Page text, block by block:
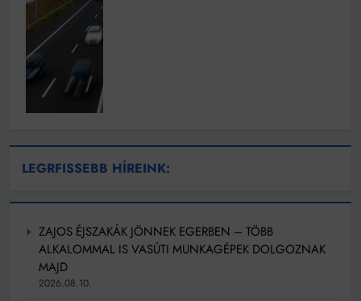
LEGRFISSEBB HÍREINK:
ZAJOS ÉJSZAKÁK JÖNNEK EGERBEN – TÖBB
ALKALOMMAL IS VASÚTI MUNKAGÉPEK DOLGOZNAK
MAJD
2026.08.10.